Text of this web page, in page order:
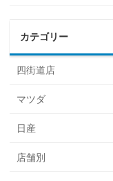
カテゴリー
四街道店
マツダ
日産
店舗別